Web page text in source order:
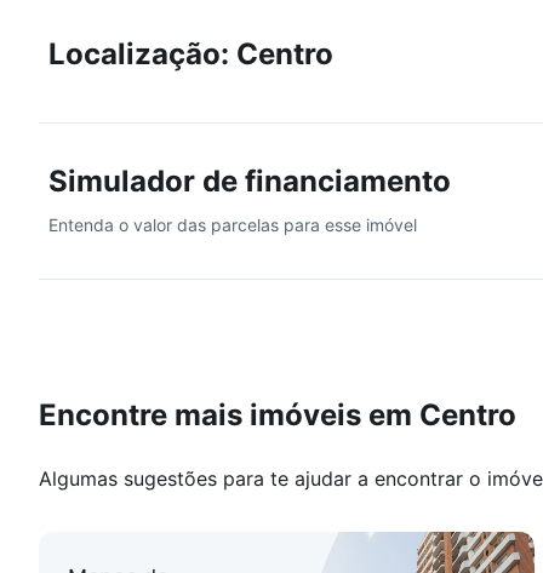
- Composto por uma Torre
- Hall de entrada
- 02 Elevadores
ÁREA DE LAZER
- Academia
- Playground
*Todas as áreas sociais mobiliadas, decoradas e
Localização: Centro
Simulador de financiamento
Entenda o valor das parcelas para esse imóvel
Encontre mais imóveis em Centro
Algumas sugestões para te ajudar a encontrar o